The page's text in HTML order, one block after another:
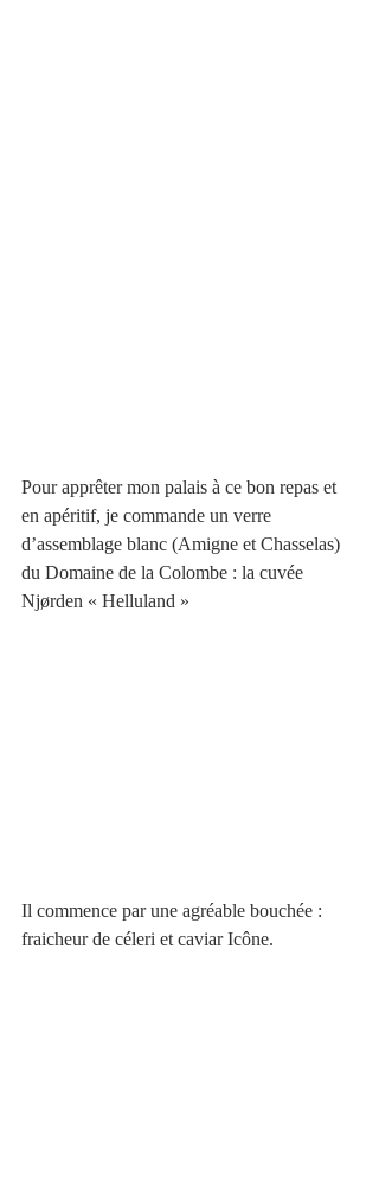
Pour apprêter mon palais à ce bon repas et
en apéritif, je commande un verre
d’assemblage blanc (Amigne et Chasselas)
du Domaine de la Colombe : la cuvée
Njørden « Helluland »
Il commence par une agréable bouchée :
fraicheur de céleri et caviar Icône.